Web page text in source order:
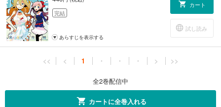
完結
カート
試し読み
あらすじを表示する
<< < 1 ・ ・ ・ > >>
全2巻配信中
カートに全巻入れる